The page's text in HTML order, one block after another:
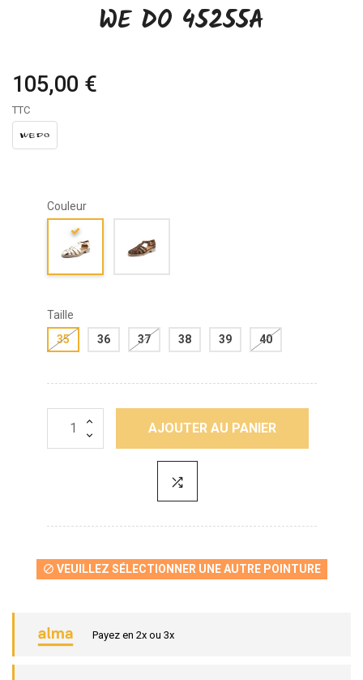
WE DO 45255A
105,00 €
TTC
Couleur
Taille
35
36 37 38 39 40
AJOUTER AU PANIER
 VEUILLEZ SÉLECTIONNER UNE AUTRE POINTURE
Payez en 2x ou 3x